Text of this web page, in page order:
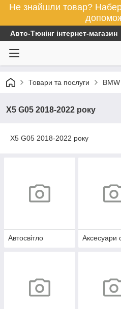
Не знайшли товар?
Авто-Тюнінг інтернет-магазин
Товари та послуги BMW
X5 G05 2018-2022 року
X5 G05 2018-2022 року
Автосвітло Аксесуари